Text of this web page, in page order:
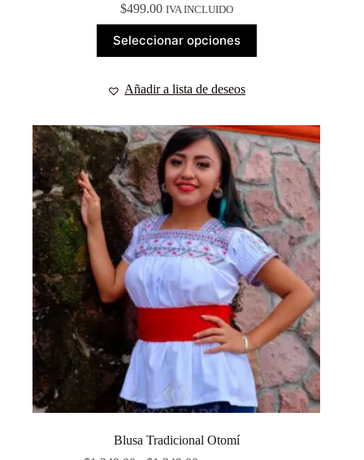
$499.00 IVA INCLUIDO
Seleccionar opciones
producto
tiene
variantes.
se
pueden
elegir
en
la
página
de
producto
Añadir a lista de deseos
Blusa Tradicional Otomí